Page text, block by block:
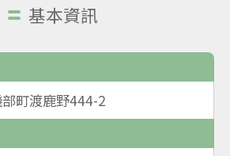
基本資訊
町渡鹿野444-2